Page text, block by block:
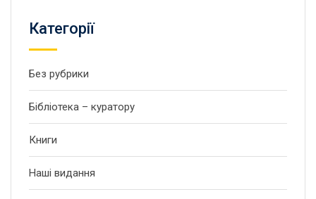
Категорії
Без рубрики
Бібліотека – куратору
Книги
Наші видання